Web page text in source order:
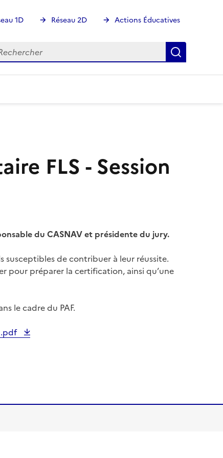
1D Réseau 2D Actions Éducatives
FLS - Session
du CASNAV et présidente du jury.
susceptibles de contribuer à leur réussite.
pour préparer la certification, ainsi qu’une
le cadre du PAF.
.pdf